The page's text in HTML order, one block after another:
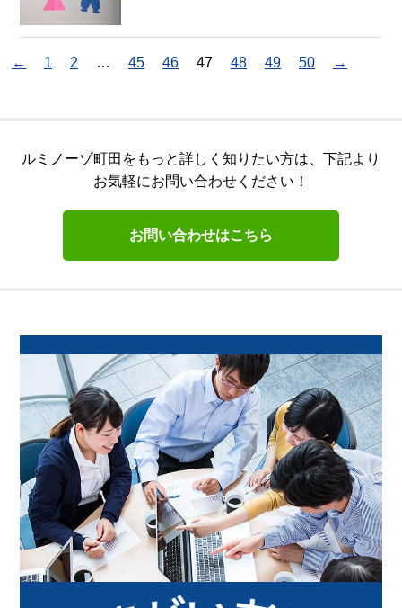
← 1 2 … 45 46 47 48 49 50 →
ルミノーゾ町田をもっと詳しく知りたい方は、 下記より
お気軽にお問い合わせください！
お問い合わせはこちら